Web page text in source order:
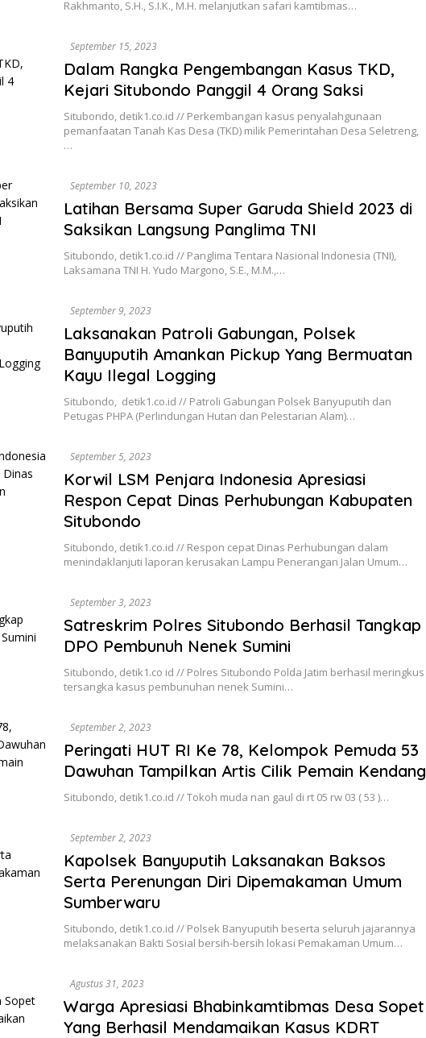
Rakhmanto, S.H., S.I.K., M.H. melanjutkan safari kamtibmas…
September 15, 2023
Dalam Rangka Pengembangan Kasus TKD,
Kejari Situbondo Panggil 4 Orang Saksi
Situbondo, detik1.co.id // Perkembangan kasus penyalahgunaan
pemanfaatan Tanah Kas Desa (TKD) milik Pemerintahan Desa Seletreng,
…
September 10, 2023
Latihan Bersama Super Garuda Shield 2023 di
Saksikan Langsung Panglima TNI
Situbondo, detik1.co.id // Panglima Tentara Nasional Indonesia (TNI),
Laksamana TNI H. Yudo Margono, S.E., M.M.,…
September 9, 2023
Laksanakan Patroli Gabungan, Polsek
Banyuputih Amankan Pickup Yang Bermuatan
Kayu Ilegal Logging
Situbondo, detik1.co.id // Patroli Gabungan Polsek Banyuputih dan
Petugas PHPA (Perlindungan Hutan dan Pelestarian Alam)…
September 5, 2023
Korwil LSM Penjara Indonesia Apresiasi
Respon Cepat Dinas Perhubungan Kabupaten
Situbondo
Situbondo, detik1.co.id // Respon cepat Dinas Perhubungan dalam
menindaklanjuti laporan kerusakan Lampu Penerangan Jalan Umum…
September 3, 2023
Satreskrim Polres Situbondo Berhasil Tangkap
DPO Pembunuh Nenek Sumini
Situbondo, detik1.co id // Polres Situbondo Polda Jatim berhasil meringkus
tersangka kasus pembunuhan nenek Sumini…
September 2, 2023
Peringati HUT RI Ke 78, Kelompok Pemuda 53
Dawuhan Tampilkan Artis Cilik Pemain Kendang
Situbondo, detik1.co.id // Tokoh muda nan gaul di rt 05 rw 03 ( 53 )…
September 2, 2023
Kapolsek Banyuputih Laksanakan Baksos
Serta Perenungan Diri Dipemakaman Umum
Sumberwaru
Situbondo, detik1.co.id // Polsek Banyuputih beserta seluruh jajarannya
melaksanakan Bakti Sosial bersih-bersih lokasi Pemakaman Umum…
Agustus 31, 2023
Warga Apresiasi Bhabinkamtibmas Desa Sopet
Yang Berhasil Mendamaikan Kasus KDRT